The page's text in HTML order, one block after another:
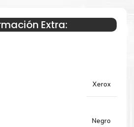
Técnicas
3215, 3225.
Extra:
Xerox
Negro